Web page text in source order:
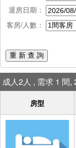
退房日期：
客房/人數：
重 新 查 詢
成人2人 , 需求 1 間,
房型